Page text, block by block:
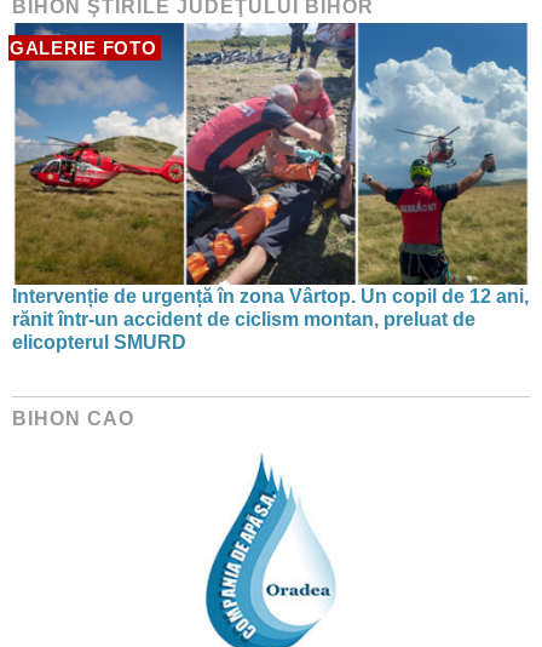
BIHON ŞTIRILE JUDEŢULUI BIHOR
GALERIE FOTO
Intervenție de urgență în zona Vârtop. Un copil de 12 ani,
rănit într-un accident de ciclism montan, preluat de
elicopterul SMURD
BIHON CAO